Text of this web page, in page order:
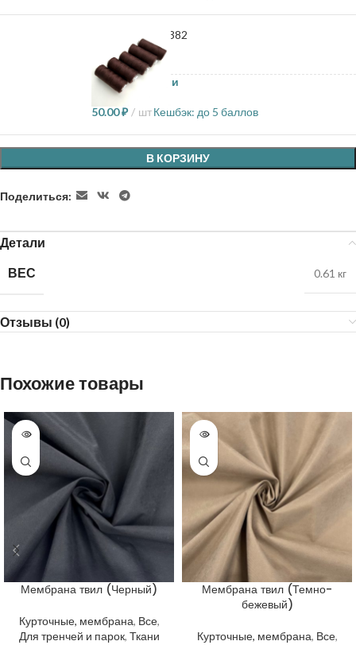
Нитки Bestex - 382
50.00₽ штКешбэк: до 5 баллов
80 в наличии
В КОРЗИНУ
Поделиться:
Детали
ВЕС
0.61 кг
Отзывы (0)
Похожие товары
Мембрана твил (Черный)
Курточные, мембрана, Все,
Для тренчей и парок, Ткани
Мембрана твил (Темно-
бежевый)
Курточные, мембрана, Все,